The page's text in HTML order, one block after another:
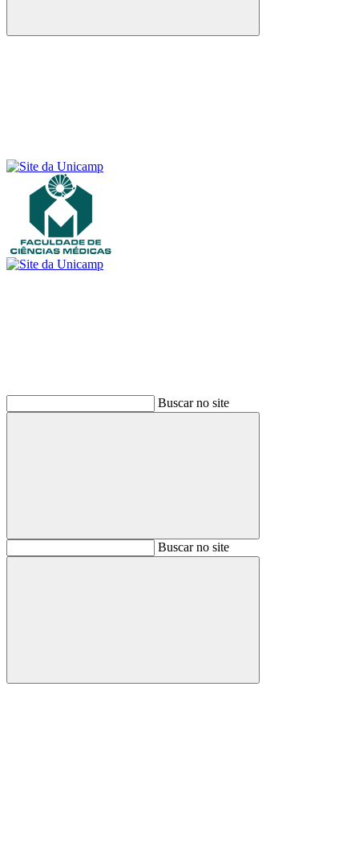
Buscar
Buscar no site
BuscarBuscar no site
Buscar